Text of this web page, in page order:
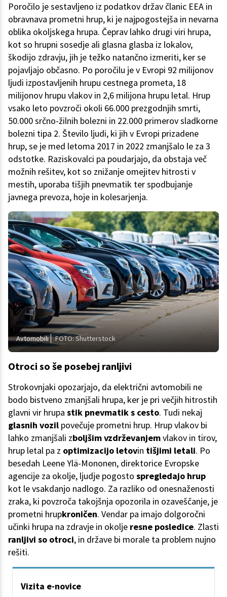
Poročilo je sestavljeno iz podatkov držav članic EEA in
obravnava prometni hrup, ki je najpogostejša in nevarna
oblika okoljskega hrupa. Čeprav lahko drugi viri hrupa,
kot so hrupni sosedje ali glasna glasba iz lokalov,
škodijo zdravju, jih je težko natančno izmeriti, ker se
pojavljajo občasno. Po poročilu je v Evropi 92 milijonov
ljudi izpostavljenih hrupu cestnega prometa, 18
milijonov hrupu vlakov in 2,6 milijona hrupu letal. Hrup
vsako leto povzroči okoli 66.000 prezgodnjih smrti,
50.000 srčno-žilnih bolezni in 22.000 primerov sladkorne
bolezni tipa 2. Število ljudi, ki jih v Evropi prizadene
hrup, se je med letoma 2017 in 2022 zmanjšalo le za 3
odstotke. Raziskovalci pa poudarjajo, da obstaja več
možnih rešitev, kot so znižanje omejitev hitrosti v
mestih, uporaba tišjih pnevmatik ter spodbujanje
javnega prevoza, hoje in kolesarjenja.
Avtomobili FOTO: Shutterstock
Otroci so še posebej ranljivi
Strokovnjaki opozarjajo, da električni avtomobili ne
bodo bistveno zmanjšali hrupa, ker je pri večjih hitrostih
glavni vir hrupa stik pnevmatik s cesto. Tudi nekaj
glasnih vozil povečuje prometni hrup. Hrup vlakov bi
lahko zmanjšali zboljšim vzdrževanjemvlakov in tirov,
hrup letal pa z optimizacijo letovin tišjimi letali. Po
besedah Leene Ylä-Mononen, direktorice Evropske
agencije za okolje, ljudje pogosto spregledajo hrup
kot le vsakdanjo nadlogo. Za razliko od onesnaženosti
zraka, ki povzroča takojšnja opozorila in ozaveščanje, je
prometni hrupkroničen. Vendar pa imajo dolgoročni
učinki hrupa na zdravje in okolje resne posledice. Zlasti
ranljivi so otroci, in države bi morale ta problem nujno
rešiti.
Vizita e-novice